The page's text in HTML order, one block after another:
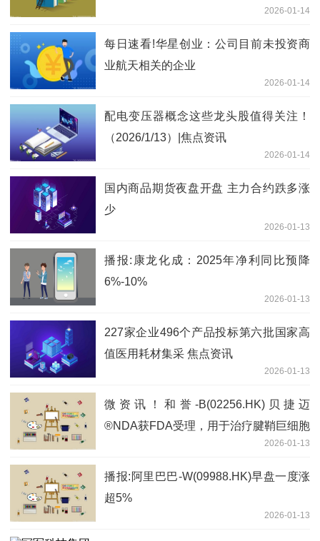
2026-01-14
每日速看!华星创业：公司目前未投资商
业航天相关的企业
2026-01-14
配电变压器概念这些龙头股值得关注！
（2026/1/13）|焦点资讯
2026-01-14
国内商品期货夜盘开盘 主力合约跌多涨
少
2026-01-13
播报:康龙化成：2025年净利同比预降
6%-10%
2026-01-13
227家企业496个产品投标第六批国家高
值医用耗材集采 焦点资讯
2026-01-13
微资讯！和誉-B(02256.HK)贝捷迈
®NDA获FDA受理，用于治疗腱鞘巨细胞
2026-01-13
播报:阿里巴巴-W(09988.HK)早盘一度涨
超5%
2026-01-13